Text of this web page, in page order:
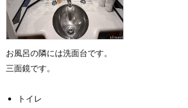
お風呂の隣には洗面台です。
三面鏡です。
トイレ